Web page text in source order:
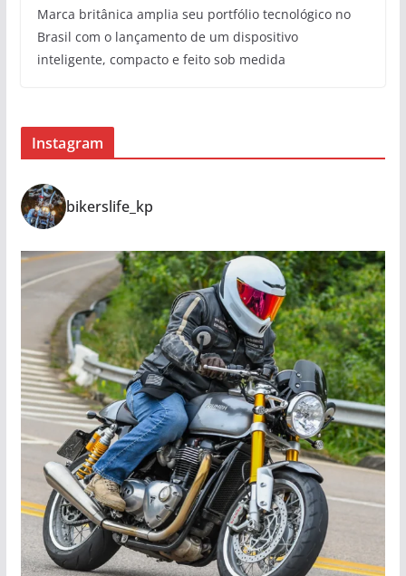
Marca britânica amplia seu portfólio tecnológico no
Brasil com o lançamento de um dispositivo
inteligente, compacto e feito sob medida
Instagram
bikerslife_kp